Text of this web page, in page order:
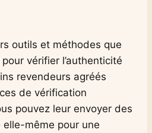
outils et méthodes que
vérifier l’authenticité
revendeurs agréés
de vérification
pouvez leur envoyer des
même pour une